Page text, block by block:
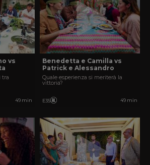
vs
tra
49 min
Benedetta e Camilla vs
Patrick e Alessandro
Quale esperienza si meriterà la
vittoria?
E35 49 min